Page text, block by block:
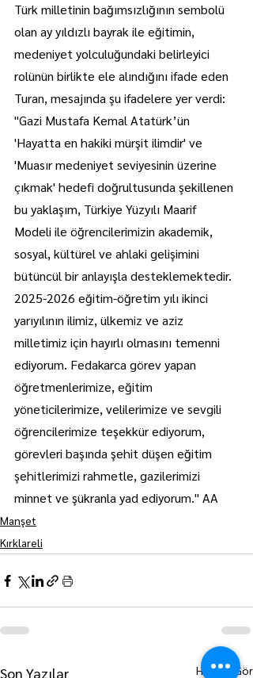
Türk milletinin bağımsızlığının sembolü
olan ay yıldızlı bayrak ile eğitimin,
medeniyet yolculuğundaki belirleyici
rolünün birlikte ele alındığını ifade eden
Turan, mesajında şu ifadelere yer verdi:
"Gazi Mustafa Kemal Atatürk’ün
'Hayatta en hakiki mürşit ilimdir' ve
'Muasır medeniyet seviyesinin üzerine
çıkmak' hedefi doğrultusunda şekillenen
bu yaklaşım, Türkiye Yüzyılı Maarif
Modeli ile öğrencilerimizin akademik,
sosyal, kültürel ve ahlaki gelişimini
bütüncül bir anlayışla desteklemektedir.
2025-2026 eğitim-öğretim yılı ikinci
yarıyılının ilimiz, ülkemiz ve aziz
milletimiz için hayırlı olmasını temenni
ediyorum. Fedakarca görev yapan
öğretmenlerimize, eğitim
yöneticilerimize, velilerimize ve sevgili
öğrencilerimize teşekkür ediyorum,
görevleri başında şehit düşen eğitim
şehitlerimizi rahmetle, gazilerimizi
minnet ve şükranla yad ediyorum." AA
Manşet
Kırklareli
Son Yazılar Hepsini Gör